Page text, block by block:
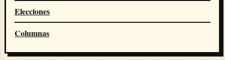
Elecciones
Columnas